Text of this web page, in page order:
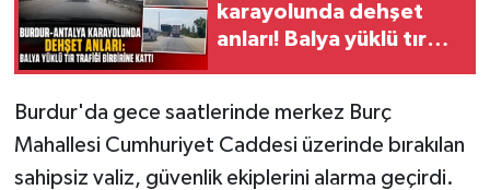
karayolunda dehşet
anları! Balya yüklü tır
Burdur'da gece saatlerinde merkez Burç
Mahallesi Cumhuriyet Caddesi üzerinde bırakılan
sahipsiz valiz, güvenlik ekiplerini alarma geçirdi.